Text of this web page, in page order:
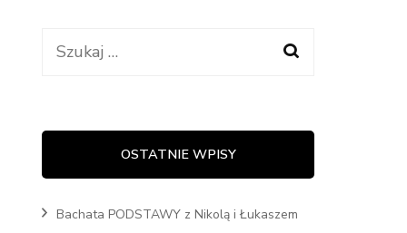
Lajla
Oliwia
Marcin
Szukaj:
OSTATNIE WPISY
Bachata PODSTAWY z Nikolą i Łukaszem